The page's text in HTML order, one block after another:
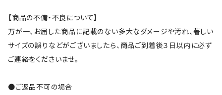
【商品の不備・不良について】
万が一、お届した商品に記載のない多大なダメージや汚れ、著しい
サイズの誤りなどがございましたら、商品ご到着後３日以内に必ず
ご連絡をくださいませ。
●ご返品不可の場合